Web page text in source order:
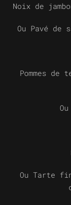
Noix de
Ou Pavé de
Pommes
Ou Tarte